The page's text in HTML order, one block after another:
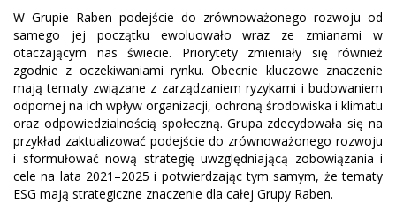
W Grupie Raben podejście do zrównoważonego rozwoju od
samego jej początku ewoluowało wraz ze zmianami w
otaczającym nas świecie. Priorytety zmieniały się również
zgodnie z oczekiwaniami rynku. Obecnie kluczowe znaczenie
mają tematy związane z zarządzaniem ryzykami i budowaniem
odpornej na ich wpływ organizacji, ochroną środowiska i klimatu
oraz odpowiedzialnością społeczną. Grupa zdecydowała się na
przykład zaktualizować podejście do zrównoważonego rozwoju
i sformułować nową strategię uwzględniającą zobowiązania i
cele na lata 2021–2025 i potwierdzając tym samym, że tematy
ESG mają strategiczne znaczenie dla całej Grupy Raben.